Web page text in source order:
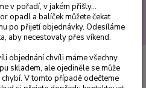
Hledat
-mrazuivzdorná - cena za kus v 3-
v pořadí, v jakém přišly...
opadl a balíček můžete čekat
po přijetí objednávky. Odesíláme
aby necestovaly přes víkend.
objednání chvíli máme všechny
skladem, ale ojediněle se může
V tomto případě odečteme